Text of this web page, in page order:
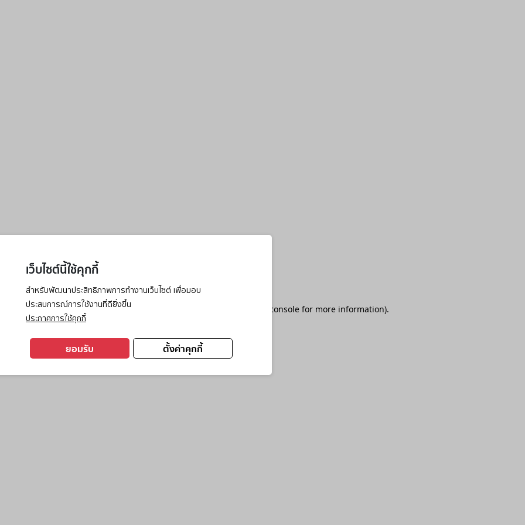
เว็บไซต์นี้ใช้คุกกี้
สำหรับพัฒนาประสิทธิภาพการทำงานเว็บไซต์ เพื่อมอบ
ประสบการณ์การใช้งานที่ดียิ่งขึ้น
ประกาศการใช้คุกกี้
ตั้งค่าคุกกี้
ยอมรับ
has occurred while loading browser console for more information).